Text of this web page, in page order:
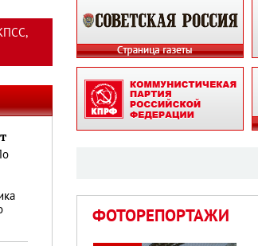
ФОТОРЕПОРТАЖИ